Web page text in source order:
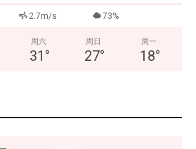
2.7m/s 73%
周六
31 °
周日
27°
周一
18°